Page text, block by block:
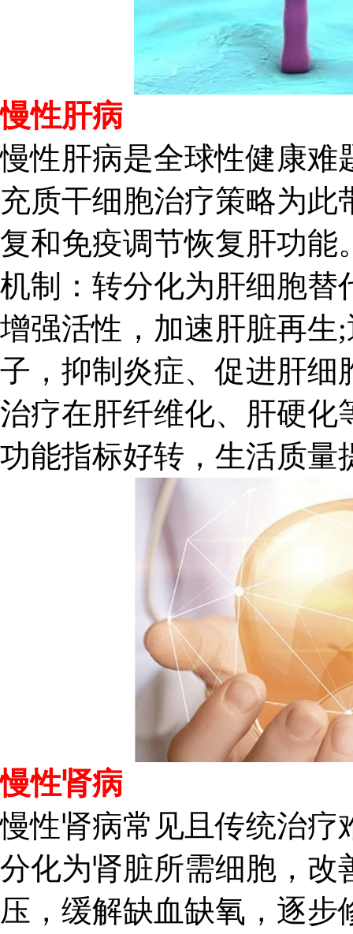
慢性肝病
慢性肝病是全球性健康难
充质干细胞治疗策略为
复和免疫调节恢复肝功能
机制：转分化为肝细胞替
增强活性，加速肝脏再生
子，抑制炎症、促进肝细
治疗在肝纤维化、肝硬化
功能指标好转，生活质量
慢性肾病
慢性肾病常见且传统治疗
分化为肾脏所需细胞，改
压，缓解缺血缺氧，逐